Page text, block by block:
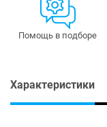
Помощь в подборе
Характеристики